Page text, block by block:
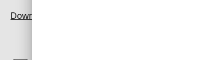
Download PDF